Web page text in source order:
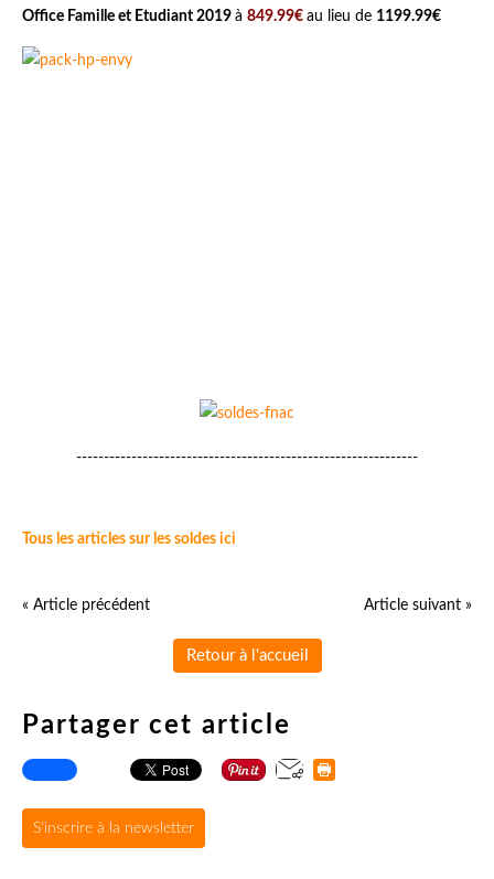
Office Famille et Etudiant 2019 à 849.99€ au lieu de 1199.99€
--------------------------------------------------------------
Tous les articles sur les soldes ici
« Article précédent Article suivant »
Retour à l'accueil
Partager cet article
S'inscrire à la newsletter